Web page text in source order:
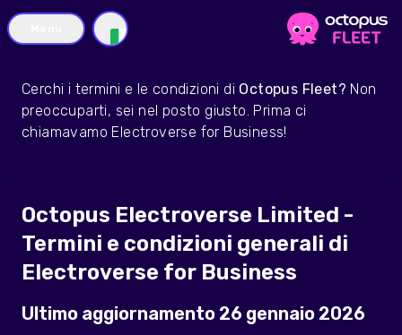
IT
Cerchi i termini e le condizioni di Octopus Fleet? Non
preoccuparti, sei nel posto giusto. Prima ci
chiamavamo Electroverse for Business!
Octopus Electroverse Limited -
Termini e condizioni generali di
Electroverse for Business
Ultimo aggiornamento 26 gennaio 2026